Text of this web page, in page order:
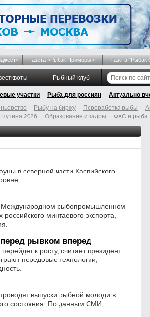
Газета «Рыбак Приморья» Газета "Рыбак
Рыбный клуб
участки Рыба для россиян
Актуально
Рыбу на биржу Переработка рыбы
путина 2026 Образование и кадры ФАС и рыба
в северной части Каспийского
Международном рыбопромышленном
минтаевого экспорта,
рывком вперед
к росту, считает президент
передовые технологии,
выпуски рыбной молоди в
состояния. По данным СМИ,